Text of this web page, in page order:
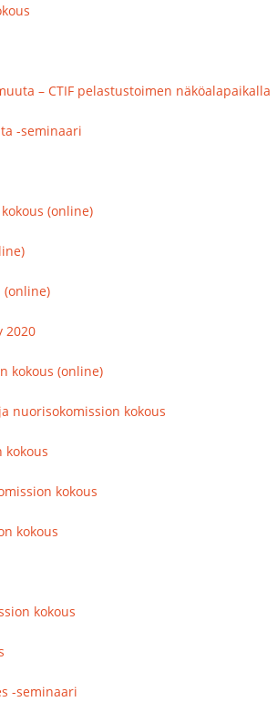
– CTIF pelastustoimen näköalapaikalla
-seminaari
(online)
(online)
2020
kokous (online)
nuorisokomission kokous
kokous
kokous
kokous
kokous
-seminaari